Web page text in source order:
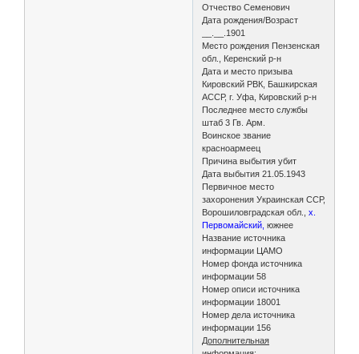
Отчество Семенович
Дата рождения/Возраст
__.__.1901
Место рождения Пензенская
обл., Керенский р-н
Дата и место призыва
Кировский РВК, Башкирская
АССР, г. Уфа, Кировский р-н
Последнее место службы
штаб 3 Гв. Арм.
Воинское звание
красноармеец
Причина выбытия убит
Дата выбытия 21.05.1943
Первичное место
захоронения Украинская ССР,
Ворошиловградская обл.,х.
Первомайский, южнее
Название источника
информации ЦАМО
Номер фонда источника
информации 58
Номер описи источника
информации 18001
Номер дела источника
информации 156
Дополнительная